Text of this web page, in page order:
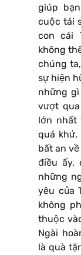
giúp
cuộc tái
con cái
không
chúng
sự hiện
những
vượt
lớn nhất
quá
bất an
điều ấy,
những
yêu của
không
thuộc
Ngài
là quà